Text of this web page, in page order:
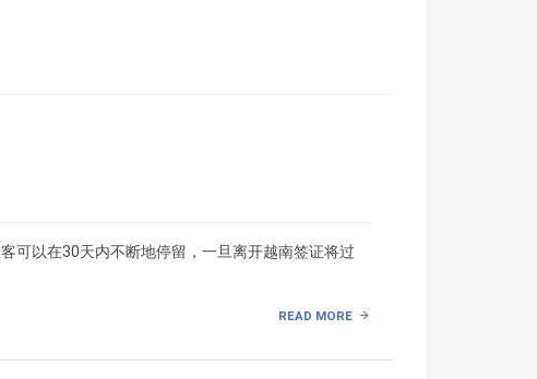
可以在30天内不断地停留，一旦离开越南签证将过
READ MORE